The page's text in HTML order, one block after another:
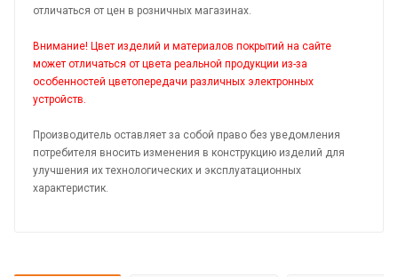
отличаться от цен в розничных магазинах.
Внимание! Цвет изделий и материалов покрытий на сайте
может отличаться от цвета реальной продукции из-за
особенностей цветопередачи различных электронных
устройств.
Производитель оставляет за собой право без уведомления
потребителя вносить изменения в конструкцию изделий для
улучшения их технологических и эксплуатационных
характеристик.